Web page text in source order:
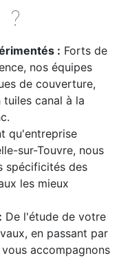
?
: Forts de
nos équipes
de couverture,
canal à la
qu'entreprise
sur-Touvre, nous
spécificités des
les mieux
De l'étude de votre
en passant par
accompagnons